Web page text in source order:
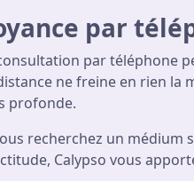
par
par téléphone
ne freine en rien
profonde.
recherchez un médium
Calypso vous